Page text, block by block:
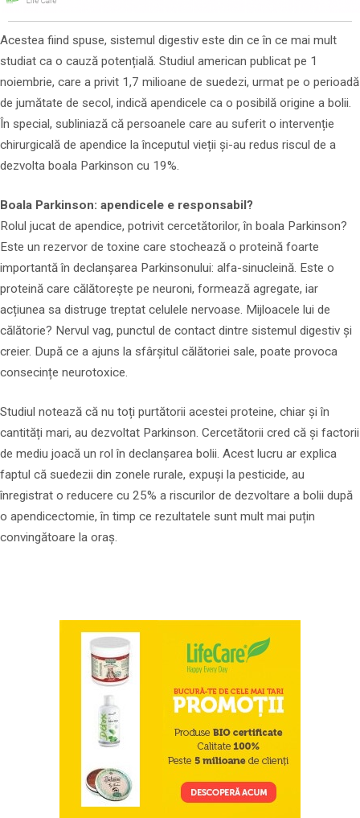
Acestea fiind spuse, sistemul digestiv este din ce în ce mai mult
studiat ca o cauză potențială. Studiul american publicat pe 1
noiembrie, care a privit 1,7 milioane de suedezi, urmat pe o perioadă
de jumătate de secol, indică apendicele ca o posibilă origine a bolii.
În special, subliniază că persoanele care au suferit o intervenție
chirurgicală de apendice la începutul vieții și-au redus riscul de a
dezvolta boala Parkinson cu 19%.
Boala Parkinson: apendicele e responsabil?
Rolul jucat de apendice, potrivit cercetătorilor, în boala Parkinson?
Este un rezervor de toxine care stochează o proteină foarte
importantă în declanșarea Parkinsonului: alfa-sinucleină. Este o
proteină care călătorește pe neuroni, formează agregate, iar
acțiunea sa distruge treptat celulele nervoase. Mijloacele lui de
călătorie? Nervul vag, punctul de contact dintre sistemul digestiv și
creier. După ce a ajuns la sfârșitul călătoriei sale, poate provoca
consecințe neurotoxice.
Studiul notează că nu toți purtătorii acestei proteine, chiar și în
cantități mari, au dezvoltat Parkinson. Cercetătorii cred că și factorii
de mediu joacă un rol în declanșarea bolii. Acest lucru ar explica
faptul că suedezii din zonele rurale, expuși la pesticide, au
înregistrat o reducere cu 25% a riscurilor de dezvoltare a bolii după
o apendicectomie, în timp ce rezultatele sunt mult mai puțin
convingătoare la oraș.